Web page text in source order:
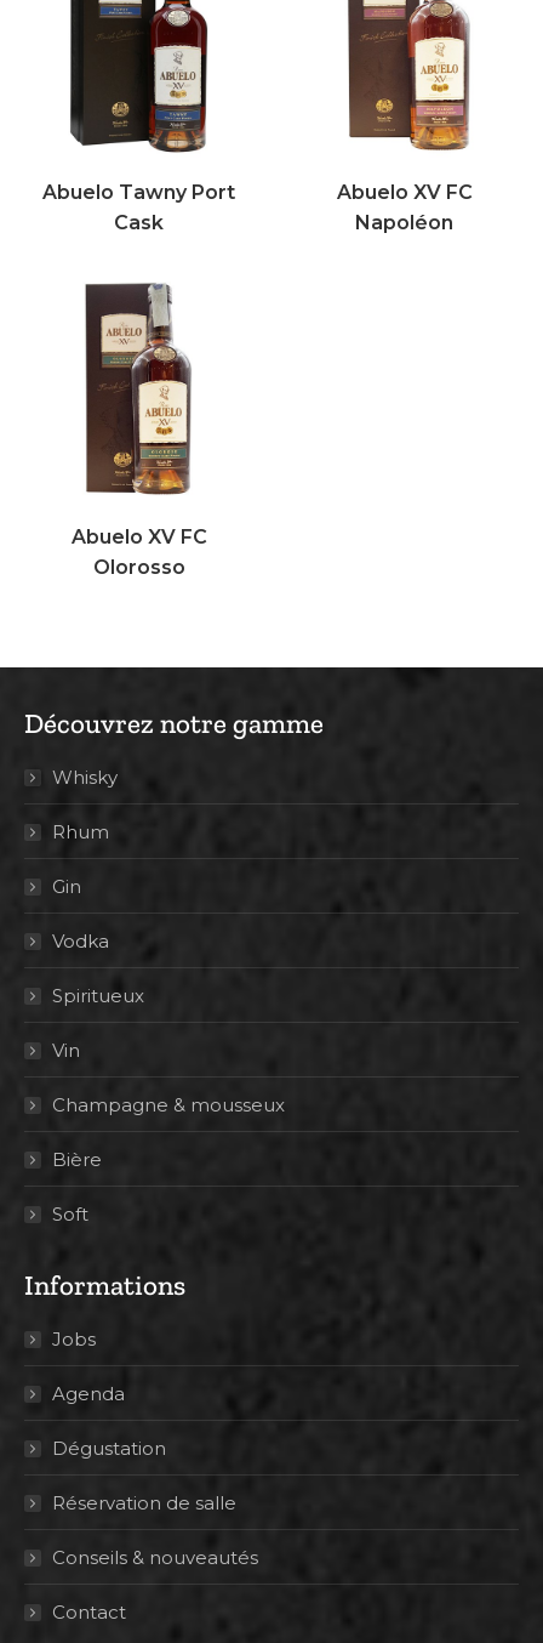
Abuelo Tawny Port
Cask
Abuelo XV FC
Napoléon
Abuelo XV FC
Olorosso
Découvrez notre gamme
Whisky
Rhum
Gin
Vodka
Spiritueux
Vin
Champagne & mousseux
Bière
Soft
Informations
Jobs
Agenda
Dégustation
Réservation de salle
Conseils & nouveautés
Contact